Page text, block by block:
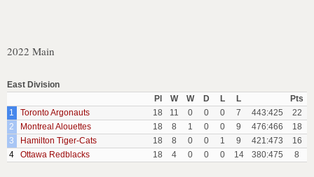
2022 Main
East Division
Pl
W W D L L
Pts
1
Toronto Argonauts 18 11 0 0 0 7 443:425
22
2
Montreal Alouettes 18 8 1 0 0 9 476:466
18
3
Hamilton Tiger-Cats 18 8 0 0 1 9 421:473
16
4
Ottawa Redblacks 18 4 0 0 0 14 380:475 8